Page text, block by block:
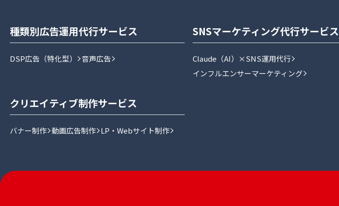
種類別広告運用代行サービス
DSP広告（特化型） 音声広告
SNSマーケティング代行サービス
Claude（AI）×SNS運用代行
インフルエンサーマーケティング
クリエイティブ制作サービス
バナー制作 動画広告制作 LP・Webサイト制作